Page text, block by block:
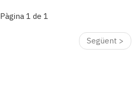
Pàgina 1 de 1
Següent >